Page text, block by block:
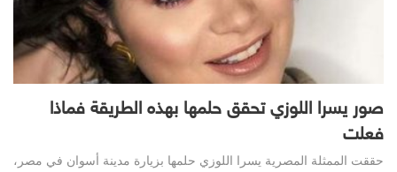
صور يسرا اللوزي تحقق حلمها بهذه الطريقة فماذا
فعلت
حققت الممثلة المصرية يسرا اللوزي حلمها بزيارة مدينة أسوان في مصر،